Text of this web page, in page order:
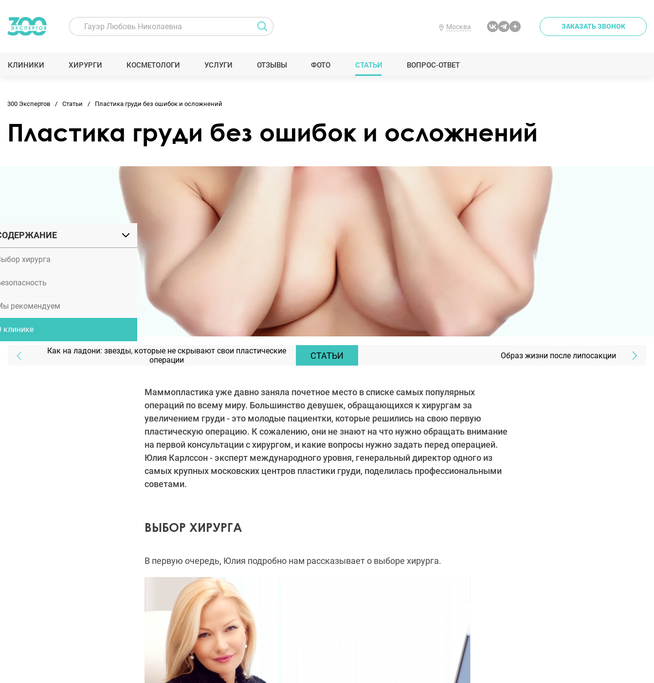
Москва ЗАКАЗАТЬ ЗВОНОК
КЛИНИКИ ХИРУРГИ КОСМЕТОЛОГИ УСЛУГИ ОТЗЫВЫ ФОТО СТАТЬИ ВОПРОС-ОТВЕТ
хирурга
рекомендуем
клинике
300 Экспертов Статьи Пластика груди без ошибок и осложнений
Пластика груди без ошибок и осложнений
Как на ладони: звезды, которые не скрывают свои пластические
операции
СТАТЬИ Образ жизни после липосакции
Маммопластика уже давно заняла почетное место в списке самых популярных
операций по всему миру. Большинство девушек, обращающихся к хирургам за
увеличением груди - это молодые пациентки, которые решились на свою первую
пластическую операцию. К сожалению, они не знают на что нужно обращать внимание
на первой консультации с хирургом, и какие вопросы нужно задать перед операцией.
Юлия Карлссон - эксперт международного уровня, генеральный директор одного из
самых крупных московских центров пластики груди, поделилась профессиональными
советами.
ВЫБОР ХИРУРГА
В первую очередь, Юлия подробно нам рассказывает о выборе хирурга.